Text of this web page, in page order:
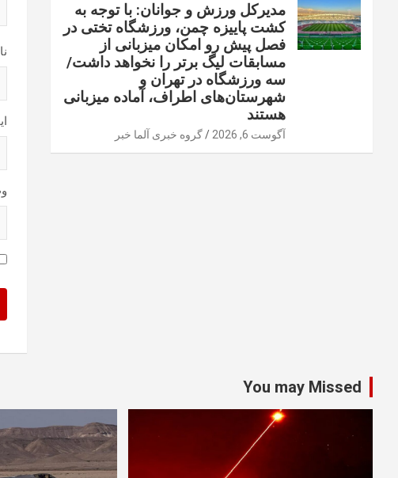
مدیرکل ورزش و جوانان: با توجه به
کشت پاییزه چمن، ورزشگاه تختی در
فصل پیش رو امکان میزبانی از
مسابقات لیگ برتر را نخواهد داشت/
سه ورزشگاه در تهران و
شهرستان‌های اطراف، آماده میزبانی
هستند
آگوست 6, 2026 گروه خبری آلما خبر
You may Missed